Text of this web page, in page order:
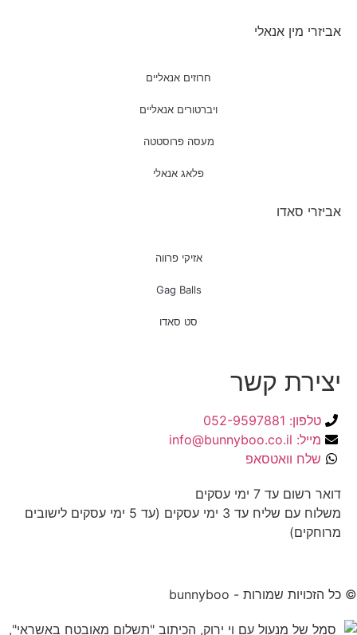
אביזרי מין אנאלי
חרוזים אנאליים
ויברטורים אנאליים
מעסה פרוסטטה
פלאג אנאלי
אביזרי סאדו
אזיקי פרווה
Gag Balls
סט סאדו
יצירת קשר
טלפון: 052-9597881
מייל: info@bunnyboo.co.il
שלח וואטסאפ
דואר רשום עד 7 ימי עסקים
משלוח עם שליח עד 3 ימי עסקים (עד 5 ימי עסקים לישובים
מרוחקים)
© כל הזכויות שמורות - bunnyboo